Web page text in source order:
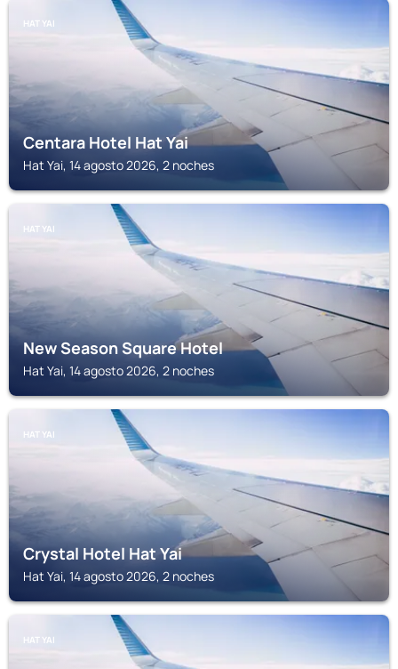
HAT YAI
Centara Hotel Hat Yai
Hat Yai, 14 agosto 2026, 2 noches
HAT YAI
New Season Square Hotel
Hat Yai, 14 agosto 2026, 2 noches
HAT YAI
Crystal Hotel Hat Yai
Hat Yai, 14 agosto 2026, 2 noches
HAT YAI